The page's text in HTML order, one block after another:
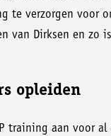
te verzorgen voor
van Dirksen en zo
opleiden
training aan voor al